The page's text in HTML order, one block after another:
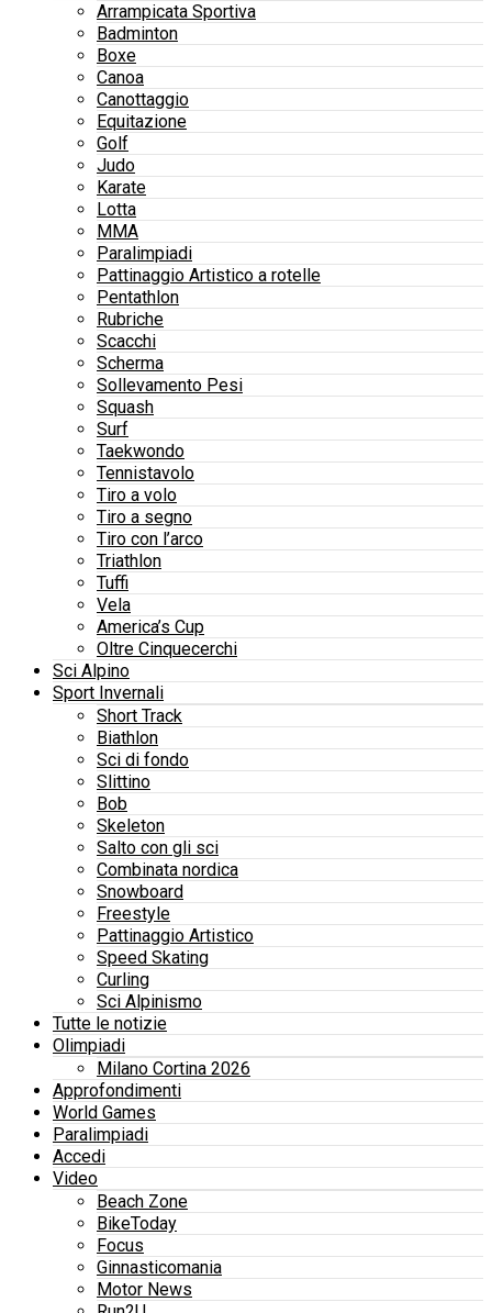
Arrampicata Sportiva
Badminton
Boxe
Canoa
Canottaggio
Equitazione
Golf
Judo
Karate
Lotta
MMA
Paralimpiadi
Pattinaggio Artistico a rotelle
Pentathlon
Rubriche
Scacchi
Scherma
Sollevamento Pesi
Squash
Surf
Taekwondo
Tennistavolo
Tiro a volo
Tiro a segno
Tiro con l’arco
Triathlon
Tuffi
Vela
America’s Cup
Oltre Cinquecerchi
Sci Alpino
Sport Invernali
Short Track
Biathlon
Sci di fondo
Slittino
Bob
Skeleton
Salto con gli sci
Combinata nordica
Snowboard
Freestyle
Pattinaggio Artistico
Speed Skating
Curling
Sci Alpinismo
Tutte le notizie
Olimpiadi
Milano Cortina 2026
Approfondimenti
World Games
Paralimpiadi
Accedi
Video
Beach Zone
BikeToday
Focus
Ginnasticomania
Motor News